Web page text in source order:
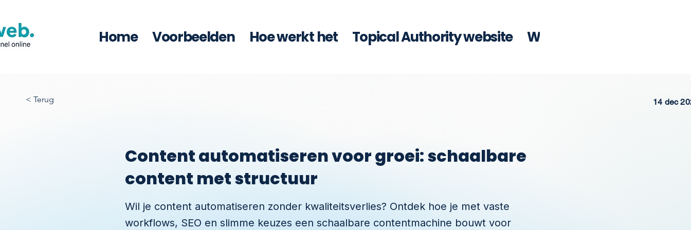
Home Voorbeelden Hoe werkt het Topical Authority website Wat kosten SEO artikelen
< Terug 14 dec
Content automatiseren voor groei: schaalbare
content met structuur
Wil je content automatiseren zonder kwaliteitsverlies? Ontdek hoe je met vaste
workflows, SEO en slimme keuzes een schaalbare contentmachine bouwt voor